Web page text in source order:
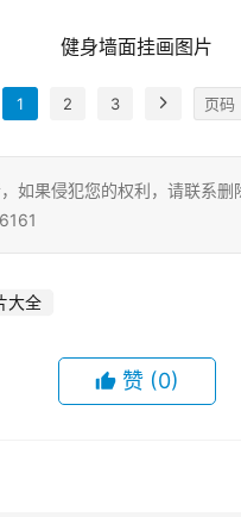
健身墙面挂画图片
1 2 3
如果侵犯您的权利，请联系删
大全
赞 (0)